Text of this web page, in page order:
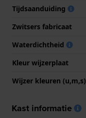
Tijdsaanduiding
Zwitsers fabricaat
Waterdichtheid
Kleur wijzerplaat
Wijzer kleuren (u,m,s)
Kast informatie